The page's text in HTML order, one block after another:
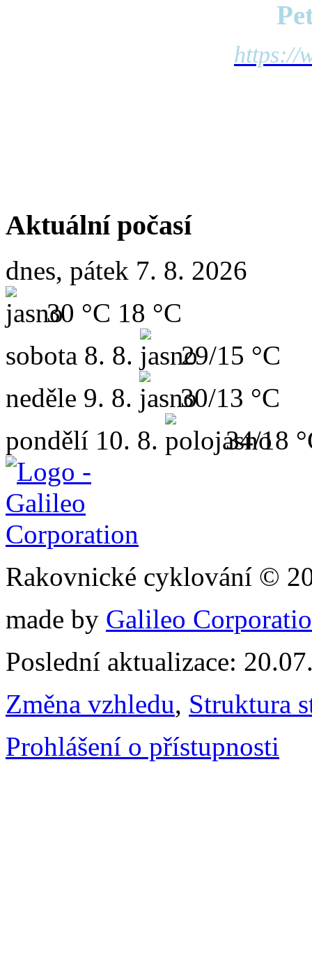
https://
Aktuální počasí
dnes, pátek 7. 8. 2026
30 °C 18 °C
sobota 8. 8.
29/15 °C
neděle 9. 8.
30/13 °C
pondělí 10. 8. 34/18
Rakovnické cyklování ©
made by Galileo
Poslední aktualizace:
Změna vzhledu, Struktura
Prohlášení o přístupnosti